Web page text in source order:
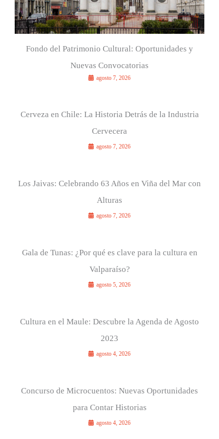
Fondo del Patrimonio Cultural: Oportunidades y
Nuevas Convocatorias
agosto 7, 2026
Cerveza en Chile: La Historia Detrás de la Industria
Cervecera
agosto 7, 2026
Los Jaivas: Celebrando 63 Años en Viña del Mar con
Alturas
agosto 7, 2026
Gala de Tunas: ¿Por qué es clave para la cultura en
Valparaíso?
agosto 5, 2026
Cultura en el Maule: Descubre la Agenda de Agosto
2023
agosto 4, 2026
Concurso de Microcuentos: Nuevas Oportunidades
para Contar Historias
agosto 4, 2026